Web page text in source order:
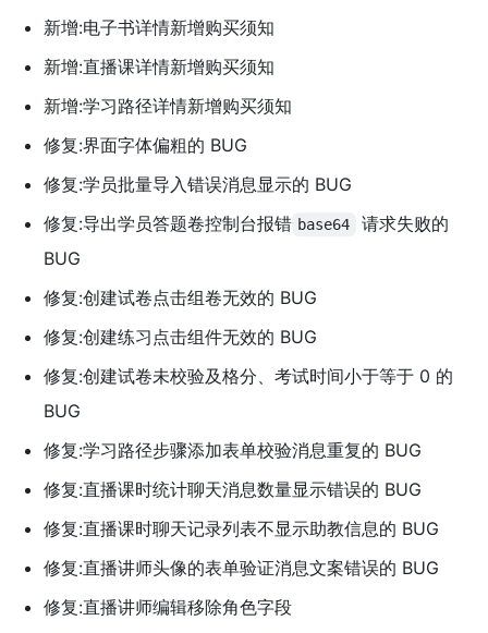
新增:电子书详情新增购买须知
新增:直播课详情新增购买须知
新增:学习路径详情新增购买须知
修复:界面字体偏粗的 BUG
修复:学员批量导入错误消息显示的 BUG
修复:导出学员答题卷控制台报错 base64
请求失败的
BUG
修复:创建试卷点击组卷无效的 BUG
修复:创建练习点击组件无效的 BUG
修复:创建试卷未校验及格分、考试时间小于等于 0 的
BUG
修复:学习路径步骤添加表单校验消息重复的 BUG
修复:直播课时统计聊天消息数量显示错误的 BUG
修复:直播课时聊天记录列表不显示助教信息的 BUG
修复:直播讲师头像的表单验证消息文案错误的 BUG
修复:直播讲师编辑移除角色字段